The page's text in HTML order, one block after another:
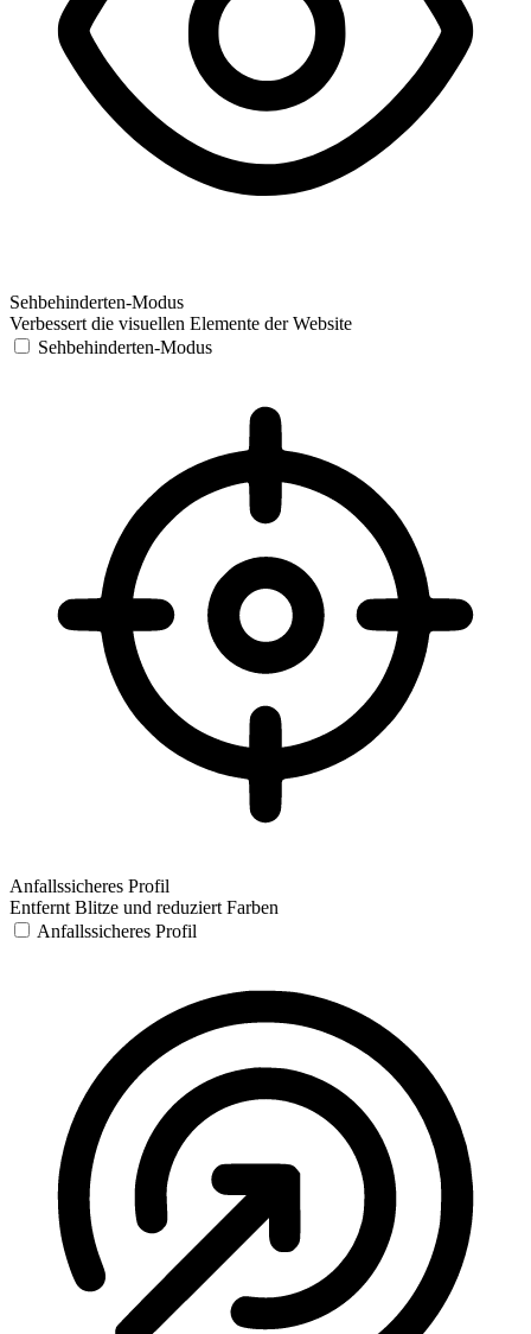
Sehbehinderten-Modus
Verbessert die visuellen Elemente der Website
Sehbehinderten-Modus
Anfallssicheres Profil
Entfernt Blitze und reduziert Farben
Anfallssicheres Profil